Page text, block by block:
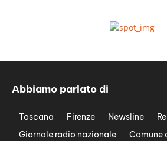
Abbiamo parlato di
Toscana Firenze Newsline
Giornale radio nazionale
Comune